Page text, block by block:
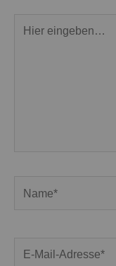
eingeben…
Mail-